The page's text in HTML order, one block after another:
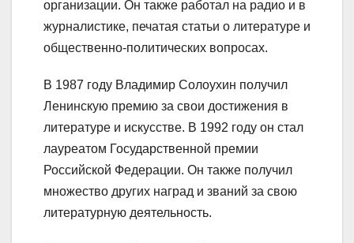
организации. Он также работал на радио и в
журналистике, печатая статьи о литературе и
общественно-политических вопросах.
В 1987 году Владимир Солоухин получил
Ленинскую премию за свои достижения в
литературе и искусстве. В 1992 году он стал
лауреатом Государственной премии
Российской Федерации. Он также получил
множество других наград и званий за свою
литературную деятельность.